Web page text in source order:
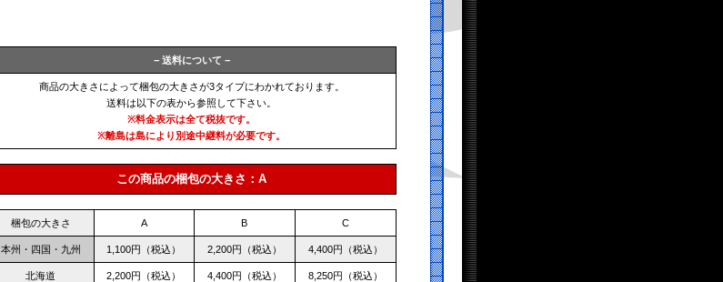
− 送料について −
商品の大きさによって梱包の大きさが3タイプにわかれております。
送料は以下の表から参照して下さい。
※料金表示は全て税抜です。
※離島は島により別途中継料が必要です。
この商品の梱包の大きさ：A
梱包の大きさ A B C
本州・四国・九州 1,100円（税込） 2,200円（税込） 4,400円（税込）
北海道 2,200円（税込） 4,400円（税込） 8,250円（税込）